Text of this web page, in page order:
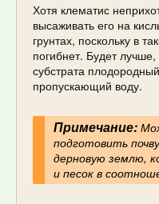
Хотя клематис
высаживать его на
грунтах, поскольку в
погибнет. Будет
субстрата
пропускающий воду.
Примечание:
подготовить
дерновую землю,
и песок в